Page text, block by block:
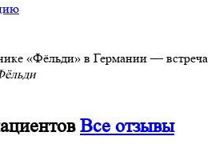
«Фёльди» в Германии — встреча
Все отзывы